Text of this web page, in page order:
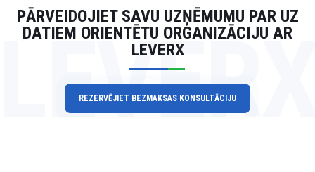
PĀRVEIDOJIET SAVU UZŅĒMUMU PAR UZ
DATIEM ORIENTĒTU ORGANIZĀCIJU AR
LEVERX
REZERVĒJIET BEZMAKSAS KONSULTĀCIJU